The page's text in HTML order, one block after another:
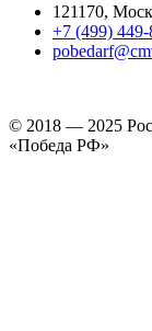
121170,
+7 (499)
© 2018 — 2025
«Победа РФ»